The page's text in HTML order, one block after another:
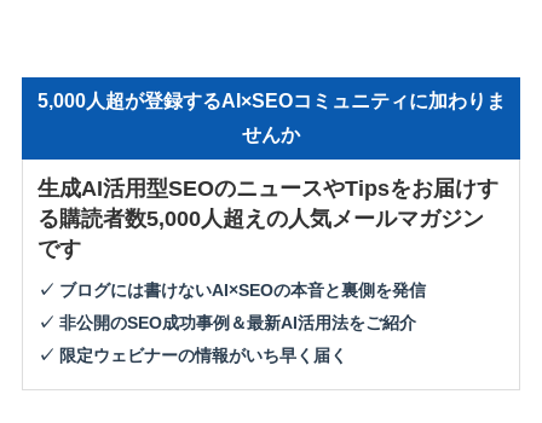
5,000人超が登録するAI×SEOコミュニティに加わりま
せんか
生成AI活用型SEOのニュースやTipsをお届けす
る購読者数5,000人超えの人気メールマガジン
です
✓ ブログには書けないAI×SEOの本音と裏側を発信
✓ 非公開のSEO成功事例＆最新AI活用法をご紹介
✓ 限定ウェビナーの情報がいち早く届く